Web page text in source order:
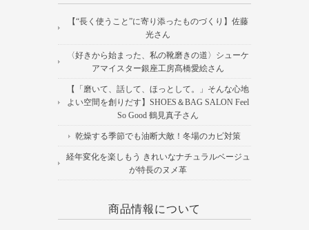
【“長く使うこと”に寄り添ったものづくり】佐藤
光さん
〈好きから始まった、私の靴磨きの道〉シューケ
アマイスター銀座工房髙橋愛絵さん
【「磨いて、話して、ほっとして。」そんな心地
よい空間を創りだす】SHOES＆BAG SALON Feel
So Good 鶴見真子さん
乾燥する季節でも油断大敵！冬場のカビ対策
経年変化を楽しもう きれいなナチュラルベージュ
が特長のヌメ革
商品情報について